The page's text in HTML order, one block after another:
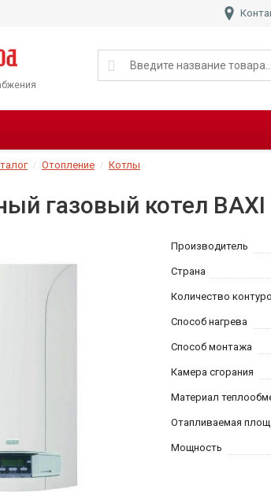
Отопление Котлы
газовый котел
Производитель
Страна
Количество
Способ нагрева
Способ монтажа
Камера сгорания
Материал
Отапливаемая
Мощность